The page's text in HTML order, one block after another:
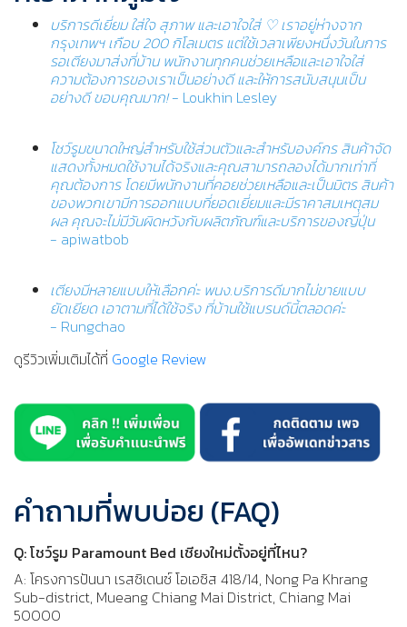
บริการดีเยี่ยม ใส่ใจ สุภาพ และเอาใจใส่ ♡ เราอยู่ห่างจาก
กรุงเทพฯ เกือบ 200 กิโลเมตร แต่ใช้เวลาเพียงหนึ่งวันในการ
รอเตียงมาส่งที่บ้าน พนักงานทุกคนช่วยเหลือและเอาใจใส่
ความต้องการของเราเป็นอย่างดี และให้การสนับสนุนเป็น
อย่างดี ขอบคุณมาก!- Loukhin Lesley
โชว์รูมขนาดใหญ่สำหรับใช้ส่วนตัวและสำหรับองค์กร สินค้าจัด
แสดงทั้งหมดใช้งานได้จริงและคุณสามารถลองได้มากเท่าที่
คุณต้องการ โดยมีพนักงานที่คอยช่วยเหลือและเป็นมิตร สินค้า
ของพวกเขามีการออกแบบที่ยอดเยี่ยมและมีราคาสมเหตุสม
ผล คุณจะไม่มีวันผิดหวังกับผลิตภัณฑ์และบริการของญี่ปุ่น
- apiwatbob
เตียงมีหลายแบบให้เลือกค่ะ พนง.บริการดีมากไม่ขายแบบ
ยัดเยียด เอาตามที่ได้ใช้จริง ที่บ้านใช้แบรนด์นี้ตลอดค่ะ
- Rungchao
ดูรีวิวเพิ่มเติมได้ที่ Google Review
คำถามที่พบบ่อย (FAQ)
Q: โชว์รูม Paramount Bed เชียงใหม่ตั้งอยู่ที่ไหน?
A: โครงการปันนา เรสซิเดนซ์ โอเอซิส 418/14, Nong Pa Khrang
Sub-district, Mueang Chiang Mai District, Chiang Mai
50000